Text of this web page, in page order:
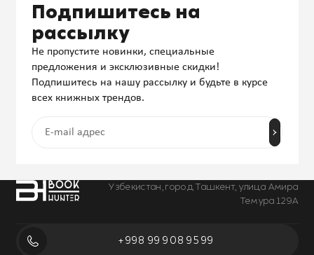
Узбекистан, город Ташкент, улица Амира
Темура 129А
+998 99 908 95 99
Подпишитесь на
рассылку
Не пропустите новинки, специальные
предложения и эксклюзивные скидки!
Подпишитесь на нашу рассылку и будьте в курсе
всех книжных трендов.